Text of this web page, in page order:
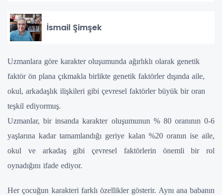
İsmail Şimşek
Uzmanlara göre karakter oluşumunda ağırlıklı olarak genetik
faktör ön plana çıkmakla birlikte genetik faktörler dışında aile,
okul, arkadaşlık ilişkileri gibi çevresel faktörler büyük bir oran
teşkil ediyormuş.
Uzmanlar, bir insanda karakter oluşumunun % 80 oranının 0-6
yaşlarına kadar tamamlandığı geriye kalan %20 oranın ise aile,
okul ve arkadaş gibi çevresel faktörlerin önemli bir rol
oynadığını ifade ediyor.
Her çocuğun karakteri farklı özellikler gösterir. Aynı ana babanın